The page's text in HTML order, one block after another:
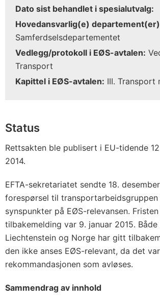
Dato sist behandlet i spesialutvalg:
Hovedansvarlig(e)
Samferdselsdepartementet
Vedlegg/protokoll i EØS-avtalen:
Transport
Kapittel i EØS-avtalen: III. Transport
Status
Rettsakten ble publisert i EU-tidende
2014.
EFTA-sekretariatet sendte 18.
forespørsel til
synspunkter på EØS-relevansen.
tilbakemelding var 9. januar 2015. Både
Liechtenstein og Norge har gitt
den ikke anses EØS-relevant, da det
rekommandasjonen som avløses.
Sammendrag av innhold